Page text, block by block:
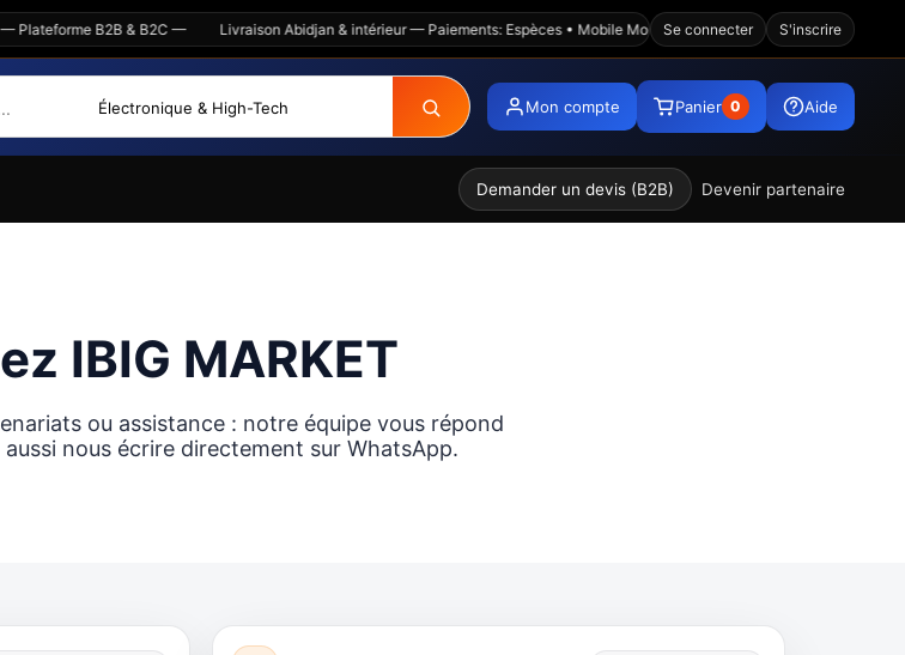
B2B & B2C — Livraison Abidjan & intérieur — Paiements: Espèces • Mobile Money • Wave • Visa • Virement —
Se connecter S'inscrire
Mon compte Panier 0 Aide
Demander un devis (B2B) Devenir partenaire
IBIG MARKET
ou assistance : notre équipe vous répond
nous écrire directement sur WhatsApp.